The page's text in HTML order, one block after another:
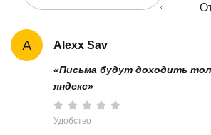
A Alexx Sav
«Письма будут доходить
яндекс»
Удобство